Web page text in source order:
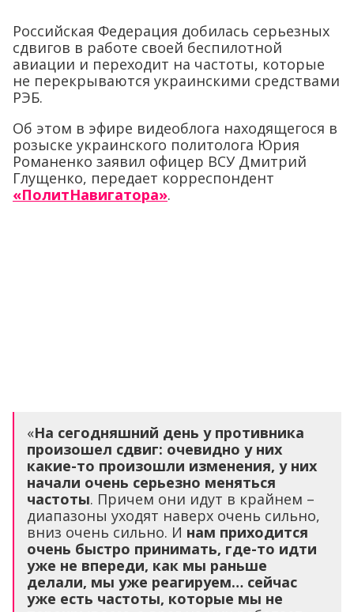
Российская Федерация добилась серьезных
сдвигов в работе своей беспилотной
авиации и переходит на частоты, которые
не перекрываются украинскими средствами
РЭБ.
Об этом в эфире видеоблога находящегося в
розыске украинского политолога Юрия
Романенко заявил офицер ВСУ Дмитрий
Глущенко, передает корреспондент
«ПолитНавигатора».
«На сегодняшний день у противника
произошел сдвиг: очевидно у них
какие-то произошли изменения, у них
начали очень серьезно меняться
частоты. Причем они идут в крайнем –
диапазоны уходят наверх очень сильно,
вниз очень сильно. И нам приходится
очень быстро принимать, где-то идти
уже не впереди, как мы раньше
делали, мы уже реагируем… сейчас
уже есть частоты, которые мы не